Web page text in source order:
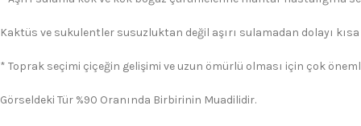
Kaktüs ve sukulentler susuzluktan değil aşırı sulamadan dolayı
* Toprak seçimi çiçeğin gelişimi ve uzun ömürlü olması için çok
Görseldeki Tür %90 Oranında Birbirinin Muadilidir.